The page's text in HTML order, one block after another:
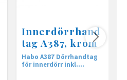
Innerdörrhand
tag A387, krom
Habo A387 Dörrhandtag
för innerdörr inkl.